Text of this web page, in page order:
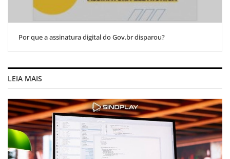
Por que a assinatura digital do Gov.br disparou?
LEIA MAIS